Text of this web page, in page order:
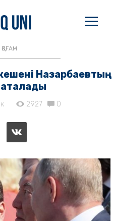
ҚОҒАМ
Назарбаевтың
аталады
2927 0